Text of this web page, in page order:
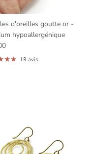
d'oreilles goutte or -
hypoallergénique
19 avis